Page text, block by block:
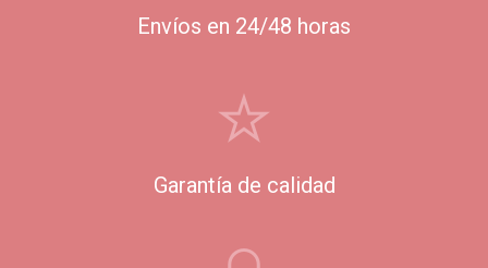
Envíos en 24/48 horas
Garantía de calidad